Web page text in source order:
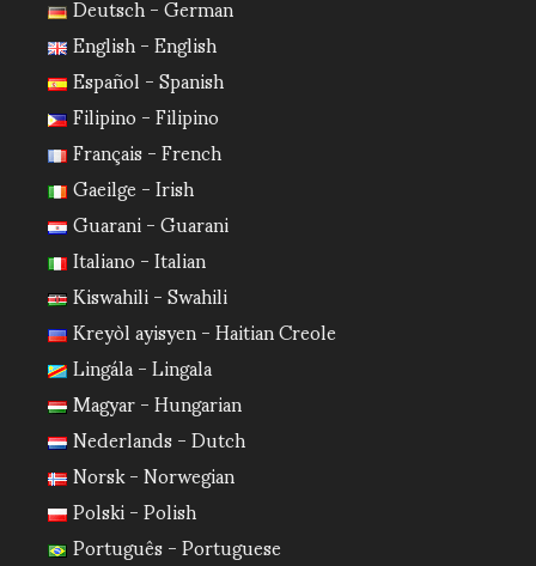
English - English
Español - Spanish
Filipino - Filipino
Français - French
Gaeilge - Irish
Guarani - Guarani
Italiano - Italian
Kiswahili - Swahili
Kreyòl ayisyen - Haitian Creole
Lingála - Lingala
Magyar - Hungarian
Nederlands - Dutch
Norsk - Norwegian
Polski - Polish
Português - Portuguese